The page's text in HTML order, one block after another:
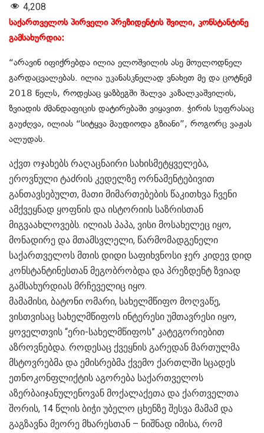
4,208
საქართველოს პირველი პრეზიდენტის შვილი, კონსტანტინე
გამსახურდია:
“არავინ იფიქრებდა ილია ელოშვილის ასე მოულოდნელ
გარდაცვალებას. ილია უკანასკნელად ვნახეთ მე და ცოტნემ
2018 წელს, როდესაც ყაზბეგში შალვა კაზალკაშვილის,
ზვიადის ძმანდაფიცის დატირებაში ვიყავით. ჭირის სუფრასაც
გაუძღვა, ილიას “სიტყვა მაუდიოდა გზიანი”, როგორც ვაჟას
ალუდას.
აქვთ ოჯახებს რაღაცნაირი სახისმეტყველება,
ეროვნული ტაძრის კედელზე ორნამენტებივით
განთავსებულთ, მათი მიმართებების წაკითხვა ჩვენი
ამქვეყნად ყოფნის და ისტორიის საზრისთან
მიგვაახლოვებს. ილიას პაპა, ვისი მოსახელეც იყო,
მონადირე და მთამსვლელი, წარმომადგენელი
საქართველოს მთის დიდი საფიხვნოსი ჯერ კიდევ დიდ
კონსტანტინესთან მეგობრობდა და პრეზდენტ ზვიად
გამსახურდიას მრჩეველიც იყო.
მამამისი, ბატონი ომარი, სახელმწიფო მოღვაწე,
ვისთვისაც სახელმწიფოს ინტერესი უმთავრესი იყო,
ყოველთვის “ერი-სახელმწიფოს” კატეგორიებით
აზროვნებდა. როდესაც ქვეყნის გარედან მართულმა
მსტოვრებმა და ემისრებმა ქვემო ქართლში სცადეს
ეთნოკონფლიქტის აგორება საქართველოს
აზერბაიჯანულენოვან მოქალაქეთა და ქართველთა
შორის, 14 წლის ბიჭი უბელო ცხენზე შესვა მამამ და
გაგზავნა მეორე მხარესთან – ნიშნად იმისა, რომ